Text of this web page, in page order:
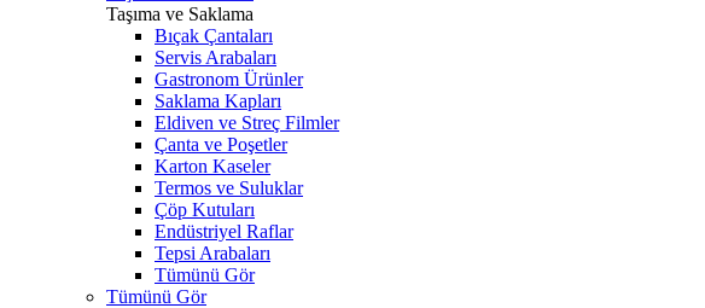
Taşıma ve Saklama
Bıçak Çantaları
Servis Arabaları
Gastronom Ürünler
Saklama Kapları
Eldiven ve Streç Filmler
Çanta ve Poşetler
Karton Kaseler
Termos ve Suluklar
Çöp Kutuları
Endüstriyel Raflar
Tepsi Arabaları
Tümünü Gör
Tümünü Gör